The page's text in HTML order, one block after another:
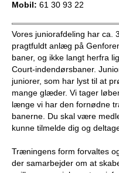
d
e
n
e
s
T
MOTIONISTER
TURNERINGER
RANGLISTER
MAKKERBØRS
PADEL I ATK
Mobil: 61 30 93 22
Vores juniorafdeling har ca.
pragtfuldt anlæg på
baner, og ikke langt herfra
Court-indendørsbaner.
juniorer, som har lyst til at
mange glæder. Vi tager
længe vi har den fornødne
banerne. Du skal være
kunne tilmelde dig og
Træningens form forvaltes
der samarbejder om at